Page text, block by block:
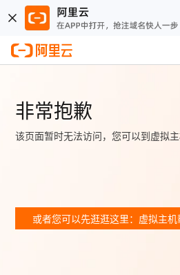
非常抱歉
该页面暂时无法访问，您可以到虚拟
或者您可以先逛逛这里：虚拟主